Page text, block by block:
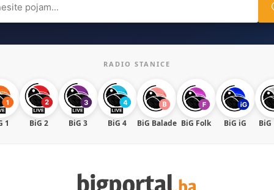
RADIO STANICE
1 BiG 2 BiG 3 BiG 4 BiG Balade BiG Folk BiG iG BiG